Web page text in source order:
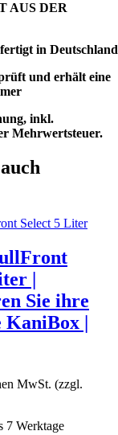
AUS DER
in Deutschland
und erhält eine
inkl.
Mehrwertsteuer.
|
Sie ihre
|
MwSt. (zzgl.
7 Werktage